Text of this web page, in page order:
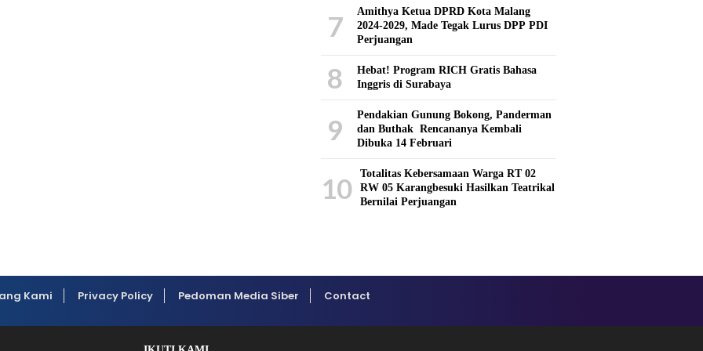
7
Amithya Ketua DPRD Kota Malang
2024-2029, Made Tegak Lurus DPP PDI
Perjuangan
8
Hebat! Program RICH Gratis Bahasa
Inggris di Surabaya
9
Pendakian Gunung Bokong, Panderman
dan Buthak Rencananya Kembali
Dibuka 14 Februari
10
Totalitas Kebersamaan Warga RT 02
RW 05 Karangbesuki Hasilkan Teatrikal
Bernilai Perjuangan
Kami Privacy Policy Pedoman Media Siber Contact